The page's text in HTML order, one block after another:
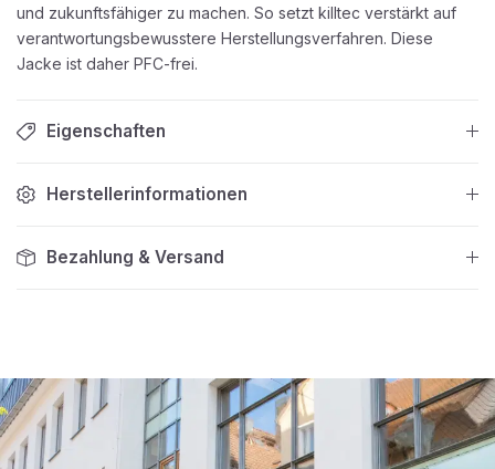
und zukunftsfähiger zu machen. So setzt killtec verstärkt auf
verantwortungsbewusstere Herstellungsverfahren. Diese
Jacke ist daher PFC-frei.
Eigenschaften
Herstellerinformationen
Bezahlung & Versand